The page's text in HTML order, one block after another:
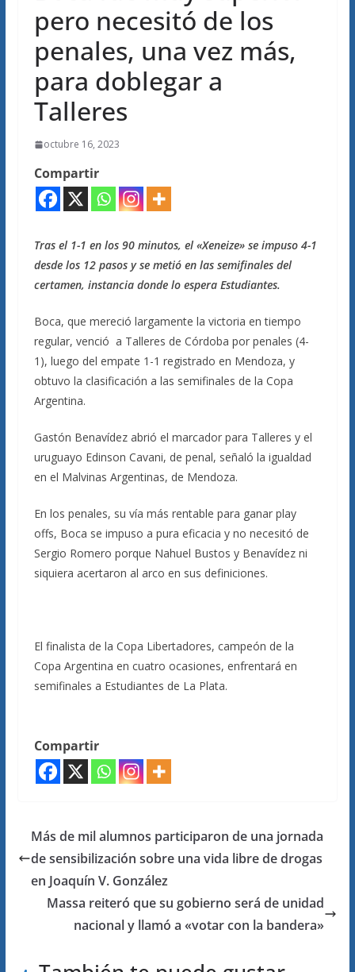
pero necesitó de los
penales, una vez más,
para doblegar a
Talleres
octubre 16, 2023
Compartir
Tras el 1-1 en los 90 minutos, el «Xeneize» se impuso 4-1
desde los 12 pasos y se metió en las semifinales del
certamen, instancia donde lo espera Estudiantes.
Boca, que mereció largamente la victoria en tiempo
regular, venció a Talleres de Córdoba por penales (4-
1), luego del empate 1-1 registrado en Mendoza, y
obtuvo la clasificación a las semifinales de la Copa
Argentina.
Gastón Benavídez abrió el marcador para Talleres y el
uruguayo Edinson Cavani, de penal, señaló la igualdad
en el Malvinas Argentinas, de Mendoza.
En los penales, su vía más rentable para ganar play
offs, Boca se impuso a pura eficacia y no necesitó de
Sergio Romero porque Nahuel Bustos y Benavídez ni
siquiera acertaron al arco en sus definiciones.
El finalista de la Copa Libertadores, campeón de la
Copa Argentina en cuatro ocasiones, enfrentará en
semifinales a Estudiantes de La Plata.
Compartir
Más de mil alumnos participaron de una jornada
de sensibilización sobre una vida libre de drogas
en Joaquín V. González
Massa reiteró que su gobierno será de unidad
nacional y llamó a «votar con la bandera»